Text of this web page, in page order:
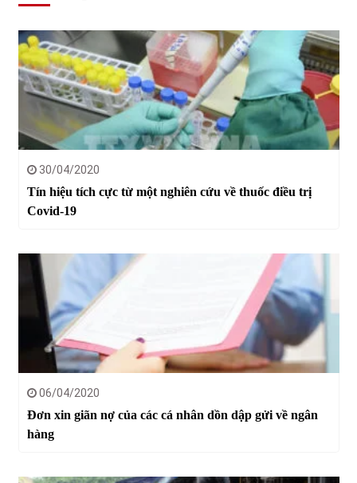
30/04/2020
Tín hiệu tích cực từ một nghiên cứu về thuốc điều trị
Covid-19
06/04/2020
Đơn xin giãn nợ của các cá nhân dồn dập gửi về ngân
hàng